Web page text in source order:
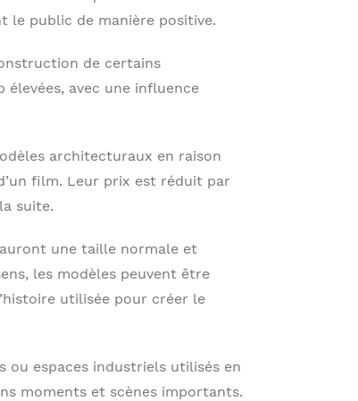
le public de manière positive.
de certains
avec une influence
architecturaux en raison
film. Leur prix est réduit par
suite.
auront une taille normale et
les modèles peuvent être
utilisée pour créer le
ou espaces industriels utilisés en
moments et scènes importants.